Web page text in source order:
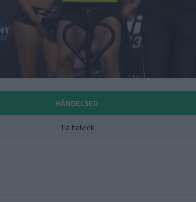
HÄNDELSER
1:a halvlek